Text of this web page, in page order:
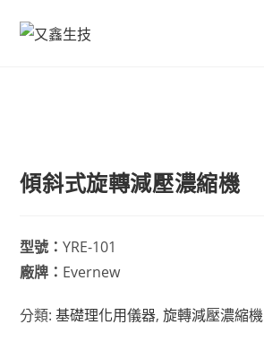
傾斜式旋轉減壓濃縮機
型號：YRE-101
廠牌： Evernew
分類:基礎理化用儀器,旋轉減壓濃縮機